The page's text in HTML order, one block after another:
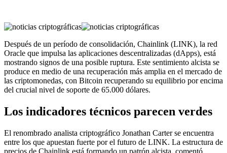
Después de un período de consolidación, Chainlink (LINK), la red
Oracle que impulsa las aplicaciones descentralizadas (dApps), está
mostrando signos de una posible ruptura. Este sentimiento alcista se
produce en medio de una recuperación más amplia en el mercado de
las criptomonedas, con Bitcoin recuperando su equilibrio por encima
del crucial nivel de soporte de 65.000 dólares.
Los indicadores técnicos parecen verdes
El renombrado analista criptográfico Jonathan Carter se encuentra
entre los que apuestan fuerte por el futuro de LINK. La estructura de